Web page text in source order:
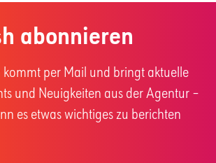
abonnieren
kommt per Mail und bringt aktuelle
und Neuigkeiten aus der Agentur –
es etwas wichtiges zu berichten